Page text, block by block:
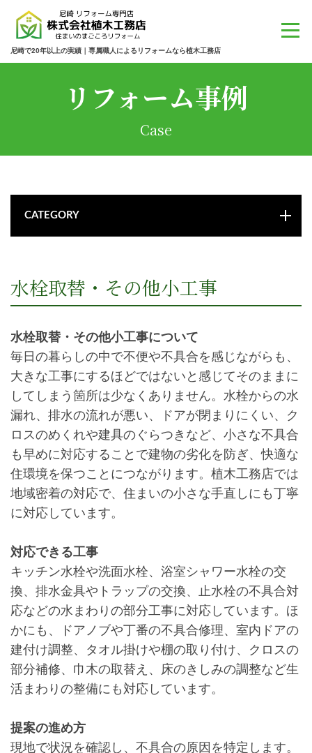
尼崎で20年以上の実績｜専属職人によるリフォームなら植木工務店
リフォーム事例
Case
CATEGORY
水栓取替・その他小工事
水栓取替・その他小工事について
毎日の暮らしの中で不便や不具合を感じながらも、
大きな工事にするほどではないと感じてそのままに
してしまう箇所は少なくありません。水栓からの水
漏れ、排水の流れが悪い、ドアが閉まりにくい、ク
ロスのめくれや建具のぐらつきなど、小さな不具合
も早めに対応することで建物の劣化を防ぎ、快適な
住環境を保つことにつながります。植木工務店では
地域密着の対応で、住まいの小さな手直しにも丁寧
に対応しています。
対応できる工事
キッチン水栓や洗面水栓、浴室シャワー水栓の交
換、排水金具やトラップの交換、止水栓の不具合対
応などの水まわりの部分工事に対応しています。ほ
かにも、ドアノブや丁番の不具合修理、室内ドアの
建付け調整、タオル掛けや棚の取り付け、クロスの
部分補修、巾木の取替え、床のきしみの調整など生
活まわりの整備にも対応しています。
提案の進め方
現地で状況を確認し、不具合の原因を特定します。